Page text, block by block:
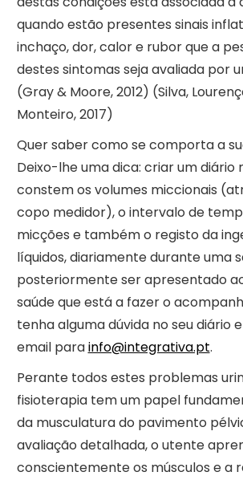
quando estão presentes sinais
inchaço, dor, calor e rubor que a
destes sintomas seja avaliada por
(Gray & Moore, 2012) (Silva,
Monteiro, 2017)
Quer saber como se comporta a
Deixo-lhe uma dica: criar um diário
constem os volumes miccionais
copo medidor), o intervalo de
micções e também o registo da
líquidos, diariamente durante uma
posteriormente ser apresentado
saúde que está a fazer o
tenha alguma dúvida no seu diário
email parainfo@integrativa.pt.
Perante todos estes problemas
fisioterapia tem um papel
da musculatura do pavimento
avaliação detalhada, o utente
conscientemente os músculos e a